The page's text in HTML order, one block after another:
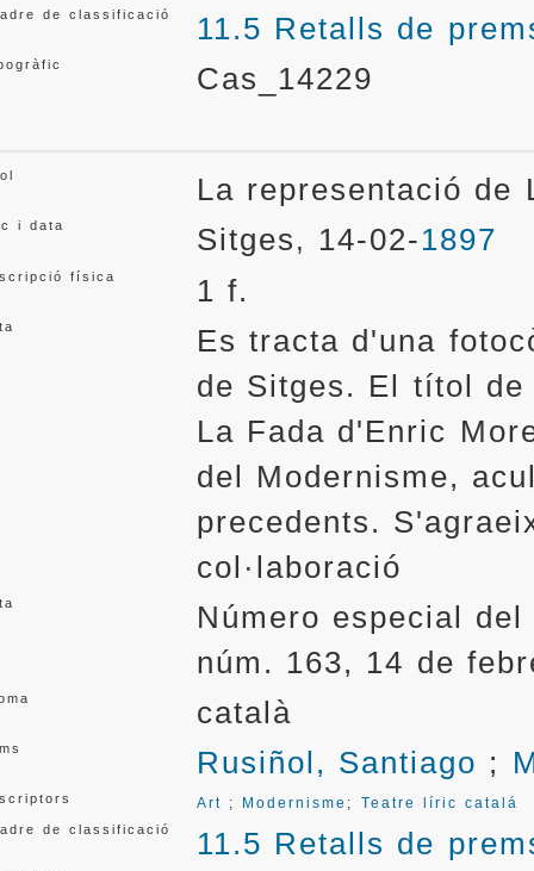
de classificació 11.5 Retalls de
Cas_14229
La representació
i data Sitges, 14-02-1897
física 1 f.
Es tracta d'una
de Sitges. El títol
La Fada d'Enric
del Modernisme,
precedents.
col·laboració
Número especial
núm. 163, 14 de
català
Rusiñol, Santiago ;
Art ; Modernisme ; Teatre líric catalá
de classificació 11.5 Retalls de